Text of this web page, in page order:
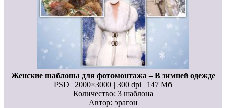
Женские шаблоны для фотомонтажа – В зимней одежде
PSD | 2000×3000 | 300 dpi | 147 Мб
Количество: 3 шаблона
Автор: эрагон